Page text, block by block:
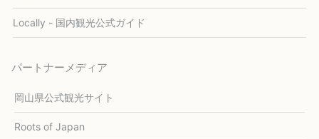
Locally - 国内観光公式ガイド
パートナーメディア
岡山県公式観光サイト
Roots of Japan